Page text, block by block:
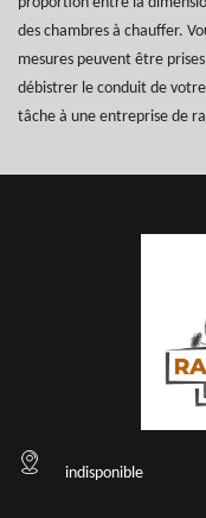
des chambres à chauffer.
mesures peuvent être
débistrer le conduit de
tâche à une entreprise de
indisponible